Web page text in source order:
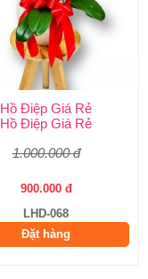
Hồ Điệp Giá Rẻ
Hồ Điệp Giá Rẻ
1.000.000 đ
900.000 đ
LHD-068
Đặt hàng